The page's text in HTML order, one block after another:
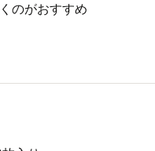
のがおすすめ